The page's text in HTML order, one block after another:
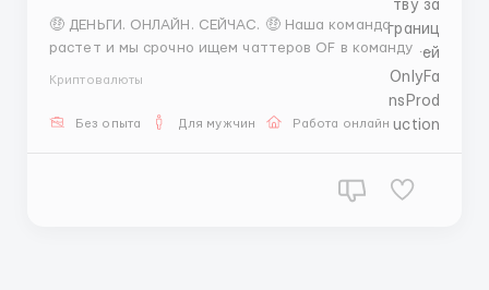
🤑 ДЕНЬГИ. ОНЛАЙН. СЕЙЧАС. 🤑 Наша команда
растет и мы срочно ищем чаттеров OF в команду 🚀
💻 100% удалёнка — работаешь из любой точки мира
график 6/1 ⏰ смены на выбор: • 7:00 - 15:00 • 15:00 -
Криптовалюты
Без опыта Для мужчин Работа онлайн